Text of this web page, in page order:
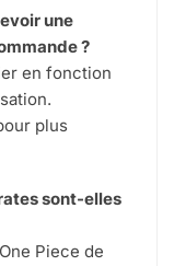
une
?
en fonction
plus
sont-elles
Piece de